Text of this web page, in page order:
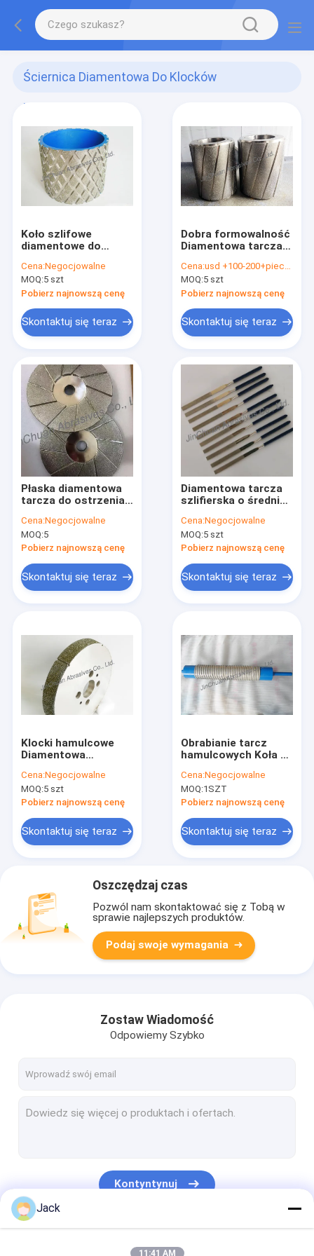
Ściernica Diamentowa Do Klocków
Hamulcowych
(3)
Koło szlifowe
diamentowe do
Cena:Negocjowalne
MOQ:5 szt
Pobierz najnowszą cenę
Skontaktuj się teraz
Dobra formowalność
Diamentowa tarcza
klocków
hamulcowych OEM
Service 60 Grit
Cena:usd +100-200+pieces
MOQ:5 szt
Pobierz najnowszą cenę
Skontaktuj się teraz
Płaska diamentowa
tarcza do ostrzenia /
szlifierska
Standardowa lepkość
Cena:Negocjowalne
MOQ:5
Pobierz najnowszą cenę
Skontaktuj się teraz
Diamentowa tarcza
szlifierska o średnicy
hamulcowych
Cena:Negocjowalne
MOQ:5 szt
Pobierz najnowszą cenę
Skontaktuj się teraz
Klocki hamulcowe
Diamentowa
/ Precyzyjne
diamentowe koło
szlifierskie
Cena:Negocjowalne
MOQ:5 szt
Pobierz najnowszą cenę
Skontaktuj się teraz
Obrabianie tarcz
hamulcowych Koła z
nakładki polerskie
Gear Diamond
Cena:Negocjowalne
MOQ:1SZT
Pobierz najnowszą cenę
Skontaktuj się teraz
Oszczędzaj czas
Pozwól nam skontaktować się z Tobą w
sprawie najlepszych produktów.
Podaj swoje wymagania
Zostaw Wiadomość
Odpowiemy Szybko
Kontyntynuj
Jack
11:41 AM